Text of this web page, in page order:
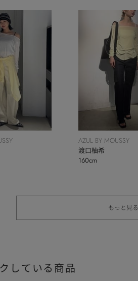
AZUL BY MOUSSY
渡口柚希
160cm
もっと見る
している商品